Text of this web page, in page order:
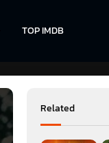
TOP IMDB
Related